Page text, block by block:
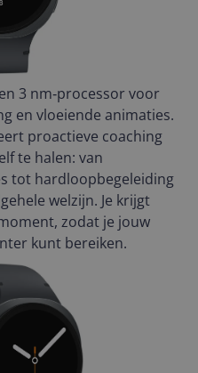
3 nm‑processor voor
en vloeiende animaties.
proactieve coaching
te halen: van
tot hardloopbegeleiding
welzijn. Je krijgt
zodat je jouw
kunt bereiken.